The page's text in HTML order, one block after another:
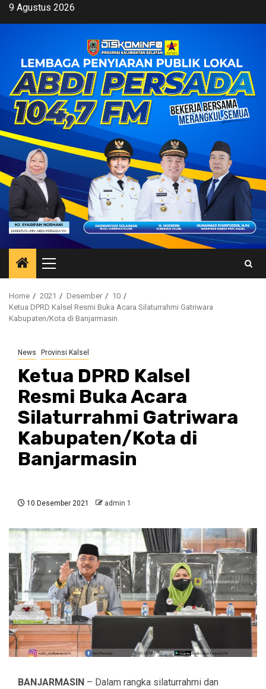
Skip9 Agustus 2026
Primary
Menu
Home 2021 Desember
10
Ketua DPRD Kalsel Resmi Buka Acara Silaturrahmi Gatriwara
Kabupaten/Kota di Banjarmasin
News Provinsi Kalsel
Ketua DPRD Kalsel
Resmi Buka Acara
Silaturrahmi Gatriwara
Kabupaten/Kota di
Banjarmasin
10 Desember 2021 admin 1
BANJARMASIN – Dalam rangka silaturrahmi dan